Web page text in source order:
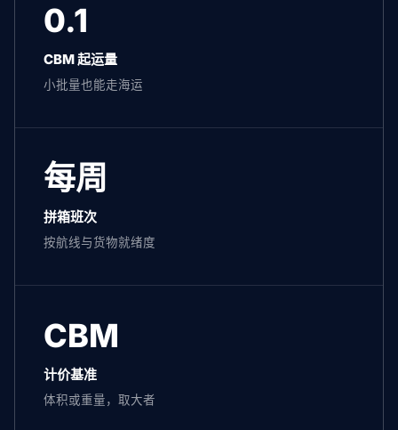
0.1
CBM 起运量
小批量也能走海运
每周
拼箱班次
按航线与货物就绪度
CBM
计价基准
体积或重量，取大者